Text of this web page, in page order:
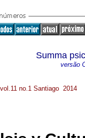
Summa
versão
no.1 Santiago 2014